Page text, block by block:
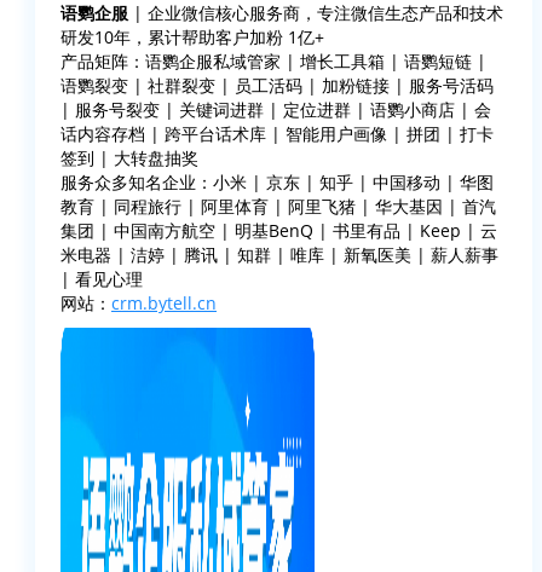
语鹦企服 | 企业微信核心服务商，专注微信生态产品和技术
研发10年，累计帮助客户加粉 1亿+
产品矩阵：语鹦企服私域管家 | 增长工具箱 | 语鹦短链 |
语鹦裂变 | 社群裂变 | 员工活码 | 加粉链接 | 服务号活码
| 服务号裂变 | 关键词进群 | 定位进群 | 语鹦小商店 | 会
话内容存档 | 跨平台话术库 | 智能用户画像 | 拼团 | 打卡
签到 | 大转盘抽奖
服务众多知名企业：小米 | 京东 | 知乎 | 中国移动 | 华图
教育 | 同程旅行 | 阿里体育 | 阿里飞猪 | 华大基因 | 首汽
集团 | 中国南方航空 | 明基BenQ | 书里有品 | Keep | 云
米电器 | 洁婷 | 腾讯 | 知群 | 唯库 | 新氧医美 | 薪人薪事
| 看见心理
网站： crm.bytell.cn